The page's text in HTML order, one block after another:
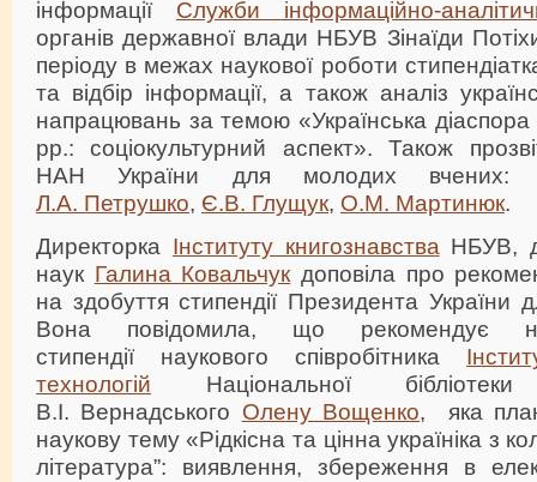
інформації Служби інформаційно-
органів державної влади НБУВ Зінаїди
періоду в межах наукової роботи
та відбір інформації, а також аналіз
напрацювань за темою «Українська
рр.: соціокультурний аспект». Також
НАН України для молодих
Л.А. Петрушко, Є.В. Глущук, О.М. Мартинюк.
Директорка Інституту книгознавства НБУВ,
наук Галина Ковальчук доповіла про
на здобуття стипендії Президента України
Вона повідомила, що рекомендує
стипендії наукового співробітника
технологій Національної
В.І. Вернадського Олену Вощенко, яка
наукову тему «Рідкісна та цінна україніка з
література”: виявлення, збереження в